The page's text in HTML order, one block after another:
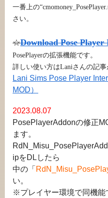
一番上の
さい。
☆Download Pose
PosePlayerの拡張機能です。
詳しい使い方はLaniさんの記
Lani Sims Pose Player
MOD）
2023.08.07
PosePlayerAddonの修正
ます。
ipをDLしたら
中の「
い。
※プレイヤー環境で同機能